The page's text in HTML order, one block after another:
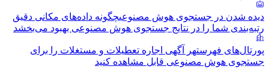
دیده شدن در جستجوی هوش مصنوعیچگونه داده‌های مکانی دقیق
رتبه‌بندی شما را در نتایج جستجوی هوش مصنوعی بهبود می‌بخشد
پورتال‌های فهرستهر آگهی اجاره تعطیلات و مستغلات را برای
جستجوی هوش مصنوعی قابل مشاهده کنید